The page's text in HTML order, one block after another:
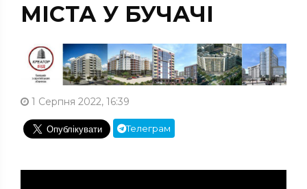
МІСТА У БУЧАЧІ
1 Серпня 2022, 16:39
Телеграм